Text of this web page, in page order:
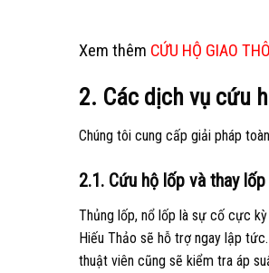
Xem thêm CỨU HỘ GIAO
2. Các dịch vụ cứu
Chúng tôi cung cấp giải pháp
2.1. Cứu hộ lốp và thay
Thủng lốp, nổ lốp là sự cố cực
Hiếu Thảo sẽ hỗ trợ ngay lập
thuật viên cũng sẽ kiểm tra áp